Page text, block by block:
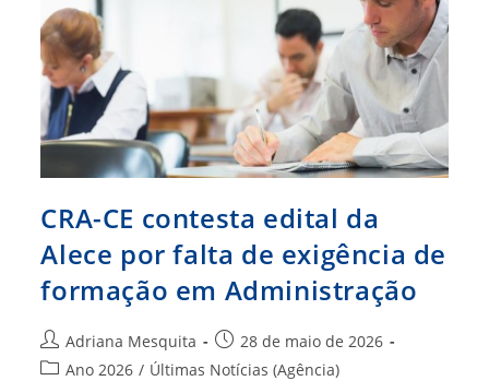
Minas
Gerais
CRA-CE contesta edital da
Alece por falta de exigência de
formação em Administração
Autor
do
Adriana Mesquita
Post
publicado:
28 de maio de 2026
Categoria
Ano 2026 / Últimas Notícias (Agência)